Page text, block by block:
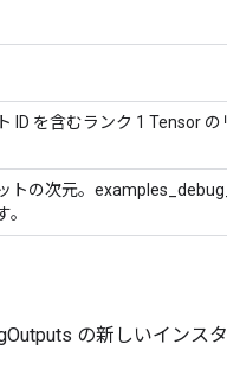
ID を含むランク 1 Tensor の
トの次元。
の新しいインス